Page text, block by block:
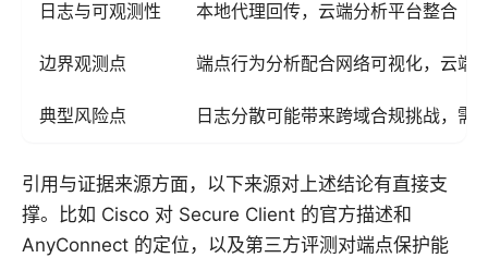
日志与可观测性 本地代理回传，云端分析平台整合
边界观测点 端点行为分析配合网络可视化，云端
典型风险点 日志分散可能带来跨域合规挑战，需
引用与证据来源方面，以下来源对上述结论有直接支
撑。比如 Cisco 对 Secure Client 的官方描述和
AnyConnect 的定位，以及第三方评测对端点保护能